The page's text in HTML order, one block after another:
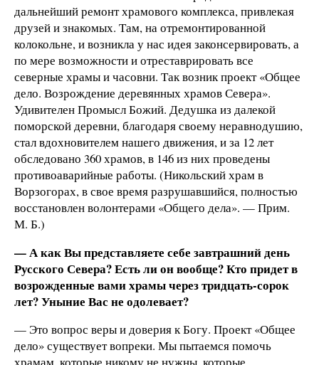
дальнейший ремонт храмового комплекса, привлекая
друзей и знакомых. Там, на отремонтированной
колокольне, и возникла у нас идея законсервировать, а
по мере возможности и отреставрировать все
северные храмы и часовни. Так возник проект «Общее
дело. Возрождение деревянных храмов Севера».
Удивителен Промысл Божий. Дедушка из далекой
поморской деревни, благодаря своему неравнодушию,
стал вдохновителем нашего движения, и за 12 лет
обследовано 360 храмов, в 146 из них проведены
противоаварийные работы. (Никольский храм в
Ворзогорах, в свое время разрушавшийся, полностью
восстановлен волонтерами «Общего дела». — Прим.
М. Б.)
— А как Вы представляете себе завтрашний день
Русского Севера? Есть ли он вообще? Кто придет в
возрожденные вами храмы через тридцать-сорок
лет? Уныние Вас не одолевает?
— Это вопрос веры и доверия к Богу. Проект «Общее
дело» существует вопреки. Мы пытаемся помочь